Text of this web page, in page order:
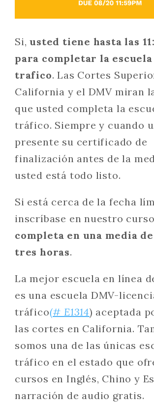
Si,usted tiene hasta las
para completar la escuela
trafico. Las Cortes
California y el DMV miran
que usted completa la
tráfico. Siempre y cuando
presente su certificado de
finalización antes de la
usted está todo listo.
Si está cerca de la fecha
inscríbase en nuestro
completa en una media
tres horas.
La mejor escuela en línea
es una escuela DMV-
tráfico(# E1314) aceptada
las cortes en California.
somos una de las únicas
tráfico en el estado que
cursos en Inglés, Chino y
narración de audio gratis.